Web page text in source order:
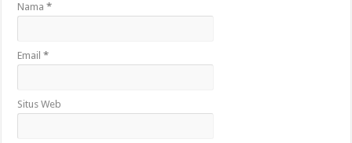
Nama*
Email*
Situs Web